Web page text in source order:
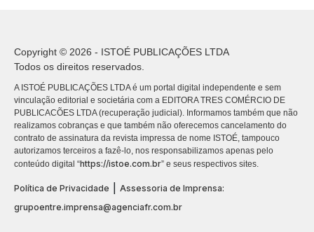
Copyright © 2026 - ISTOÉ PUBLICAÇÕES LTDA
Todos os direitos reservados.
A ISTOÉ PUBLICAÇÕES LTDA é um portal digital independente e sem
vinculação editorial e societária com a EDITORA TRES COMÉRCIO DE
PUBLICACÕES LTDA (recuperação judicial). Informamos também que não
realizamos cobranças e que também não oferecemos cancelamento do
contrato de assinatura da revista impressa de nome ISTOÉ, tampouco
autorizamos terceiros a fazê-lo, nos responsabilizamos apenas pelo
conteúdo digital “https://istoe.com.br” e seus respectivos sites.
Política de Privacidade
Assessoria de Imprensa:
grupoentre.imprensa@agenciafr.com.br